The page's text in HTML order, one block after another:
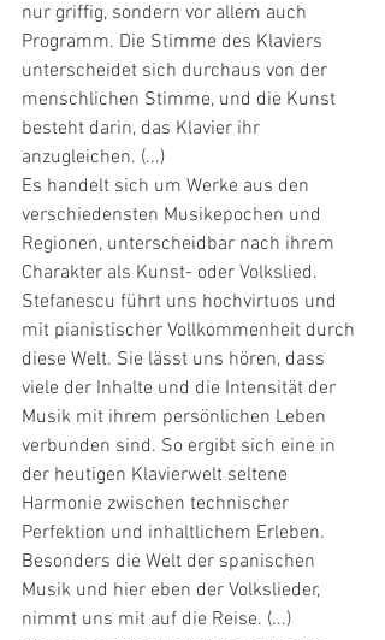
nur griffig, sondern vor allem auch
Programm. Die Stimme des Klaviers
unterscheidet sich durchaus von der
menschlichen Stimme, und die Kunst
besteht darin, das Klavier ihr
anzugleichen. (...)
Es handelt sich um Werke aus den
verschiedensten Musikepochen und
Regionen, unterscheidbar nach ihrem
Charakter als Kunst- oder Volkslied.
Stefanescu führt uns hochvirtuos und
mit pianistischer Vollkommenheit durch
diese Welt. Sie lässt uns hören, dass
viele der Inhalte und die Intensität der
Musik mit ihrem persönlichen Leben
verbunden sind. So ergibt sich eine in
der heutigen Klavierwelt seltene
Harmonie zwischen technischer
Perfektion und inhaltlichem Erleben.
Besonders die Welt der spanischen
Musik und hier eben der Volkslieder,
nimmt uns mit auf die Reise. (...)